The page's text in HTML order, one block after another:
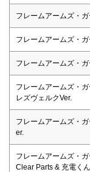
フレームアームズ・
フレームアームズ・
フレームアームズ・
フレームアームズ・
レズヴェルクVer.
フレームアームズ・
er.
フレームアームズ・
Clear Parts & 充電く